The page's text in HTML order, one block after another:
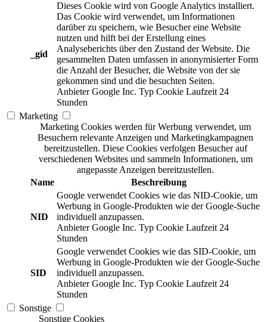
_gid
Dieses Cookie wird von Google Analytics installiert.
Das Cookie wird verwendet, um Informationen
darüber zu speichern, wie Besucher eine Website
nutzen und hilft bei der Erstellung eines
Analyseberichts über den Zustand der Website. Die
gesammelten Daten umfassen in anonymisierter Form
die Anzahl der Besucher, die Website von der sie
gekommen sind und die besuchten Seiten.
Anbieter Google Inc. Typ Cookie Laufzeit 24
Stunden
Marketing
Marketing Cookies werden für Werbung verwendet, um
Besuchern relevante Anzeigen und Marketingkampagnen
bereitzustellen. Diese Cookies verfolgen Besucher auf
verschiedenen Websites und sammeln Informationen, um
angepasste Anzeigen bereitzustellen.
Name
Beschreibung
NID
Google verwendet Cookies wie das NID-Cookie, um
Werbung in Google-Produkten wie der Google-Suche
individuell anzupassen.
Anbieter Google Inc. Typ Cookie Laufzeit 24
Stunden
SID
Google verwendet Cookies wie das SID-Cookie, um
Werbung in Google-Produkten wie der Google-Suche
individuell anzupassen.
Anbieter Google Inc. Typ Cookie Laufzeit 24
Stunden
Sonstige
Sonstige Cookies